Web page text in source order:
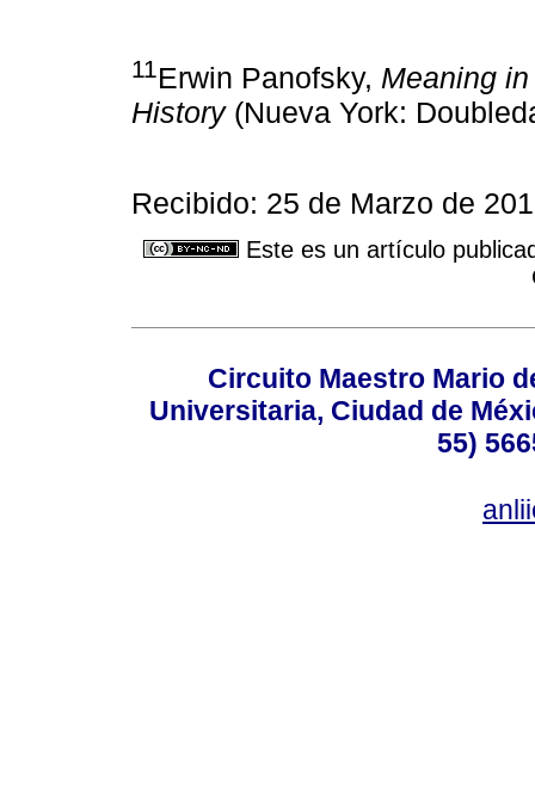
11Erwin Panofsky, Meaning
History(Nueva York:
Recibido: 25 de Marzo de
Este es un artículo
Circuito Maestro Mario
Universitaria, Ciudad de
55)